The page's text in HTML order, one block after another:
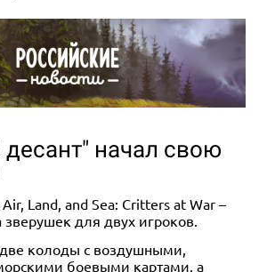
десант" начал свою
Land, and Sea: Critters at War –
зверушек для двух игроков.
колоды с воздушными,
боевыми картами, а